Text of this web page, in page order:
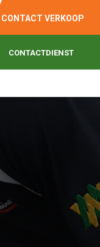
CONTACT VERKOOP
CONTACTDIENST